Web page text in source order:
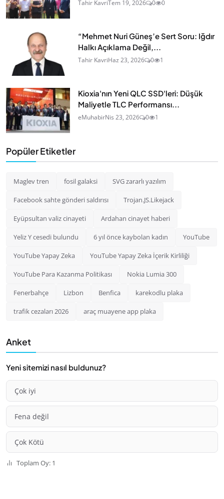
Tahir KavriTem 19, 2026 0 0
“Mehmet Nuri Güneş’e Sert Soru: Iğdır
Halkı Açıklama Değil,...
Tahir KavriHaz 23, 2026 0 1
Kioxia'nın Yeni QLC SSD'leri: Düşük
Maliyetle TLC Performansı...
eMuhabirNis 23, 2026 0 1
Popüler Etiketler
Maglev tren fosil galaksi SVG zararlı yazılım
Facebook sahte gönderi saldırısı Trojan.JS.Likejack
Eyüpsultan valiz cinayeti Ardahan cinayet haberi
Yeliz Y cesedi bulundu 6 yıl önce kaybolan kadın YouTube
YouTube Yapay Zeka YouTube Yapay Zeka İçerik Kirliliği
YouTube Para Kazanma Politikası Nokia Lumia 300
Fenerbahçe Lizbon Benfica karekodlu plaka
trafik cezaları 2026 araç muayene app plaka
Anket
Yeni sitemizi nasıl buldunuz?
Çok iyi
Fena değil
Çok Kötü
Toplam Oy: 1